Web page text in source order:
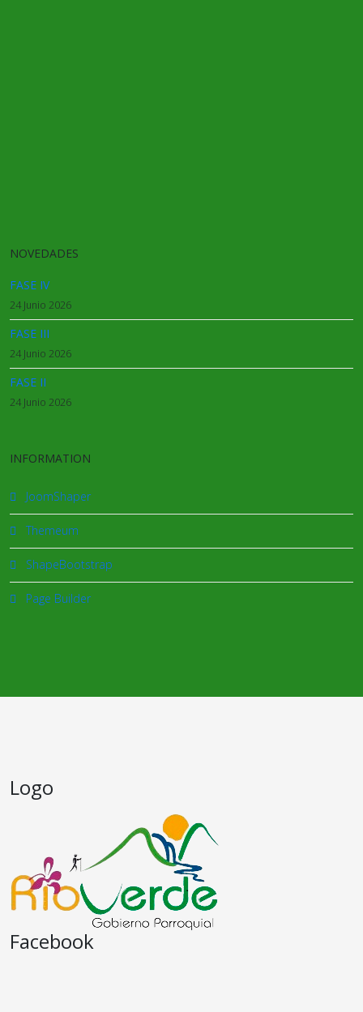
NOVEDADES
FASE IV
24 Junio 2026
FASE III
24 Junio 2026
FASE II
24 Junio 2026
INFORMATION
JoomShaper
Themeum
ShapeBootstrap
Page Builder
Logo
Facebook